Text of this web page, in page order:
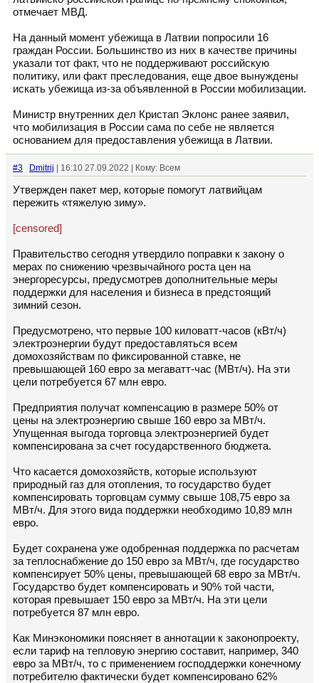
отмечает МВД.
На данный момент убежища в Латвии попросили 16
граждан России. Большинство из них в качестве причины
указали тот факт, что не поддерживают российскую
политику, или факт преследования, еще двое вынуждены
искать убежища из-за объявленной в России мобилизации.
Министр внутренних дел Кристап Эклонс ранее заявил,
что мобилизация в России сама по себе не является
основанием для предоставления убежища в Латвии.
#3 Dmitrij | 16:10 27.09.2022 | Кому: Всем
Утвержден пакет мер, которые помогут латвийцам
пережить «тяжелую зиму».
[censored]
Правительство сегодня утвердило поправки к закону о
мерах по снижению чрезвычайного роста цен на
энергоресурсы, предусмотрев дополнительные меры
поддержки для населения и бизнеса в предстоящий
зимний сезон.
Предусмотрено, что первые 100 киловатт-часов (кВт/ч)
электроэнергии будут предоставляться всем
домохозяйствам по фиксированной ставке, не
превышающей 160 евро за мегаватт-час (МВт/ч). На эти
цели потребуется 67 млн евро.
Предприятия получат компенсацию в размере 50% от
цены на электроэнергию свыше 160 евро за МВт/ч.
Упущенная выгода торговца электроэнергией будет
компенсирована за счет государственного бюджета.
Что касается домохозяйств, которые используют
природный газ для отопления, то государство будет
компенсировать торговцам сумму cвыше 108,75 евро за
МВт/ч. Для этого вида поддержки необходимо 10,89 млн
евро.
Будет сохранена уже одобренная поддержка по расчетам
за теплоснабжение до 150 евро за МВт/ч, где государство
компенсирует 50% цены, превышающей 68 евро за МВт/ч.
Государство будет компенсировать и 90% той части,
которая превышает 150 евро за МВт/ч. На эти цели
потребуется 87 млн евро.
Как Минэкономики поясняет в аннотации к законопроекту,
если тариф на тепловую энергию составит, например, 340
евро за МВт/ч, то c применением господдержки конечному
потребителю фактически будет компенсировано 62%